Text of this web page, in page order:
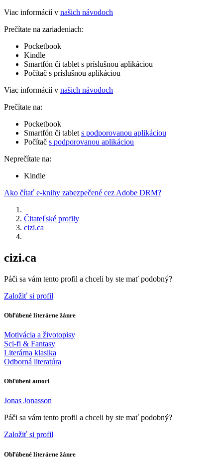
Viac informácií v našich návodoch
Prečítate na zariadeniach:
Pocketbook
Kindle
Smartfón či tablet s príslušnou aplikáciou
Počítač s príslušnou aplikáciou
Viac informácií v našich návodoch
Prečítate na:
Pocketbook
Smartfón či tablet s podporovanou aplikáciou
Počítač s podporovanou aplikáciou
Neprečítate na:
Kindle
Ako čítať e-knihy zabezpečené cez Adobe DRM?
Čitateľské profily
cizi.ca
cizi.ca
Páči sa vám tento profil a chceli by ste mať podobný?
Založiť si profil
Obľúbené literárne žánre
Motivácia a životopisy
Sci-fi & Fantasy
Literárna klasika
Odborná literatúra
Obľúbení autori
Jonas Jonasson
Páči sa vám tento profil a chceli by ste mať podobný?
Založiť si profil
Obľúbené literárne žánre